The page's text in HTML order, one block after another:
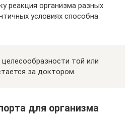
реакция организма разных
условиях способна
той или
за доктором.
для организма